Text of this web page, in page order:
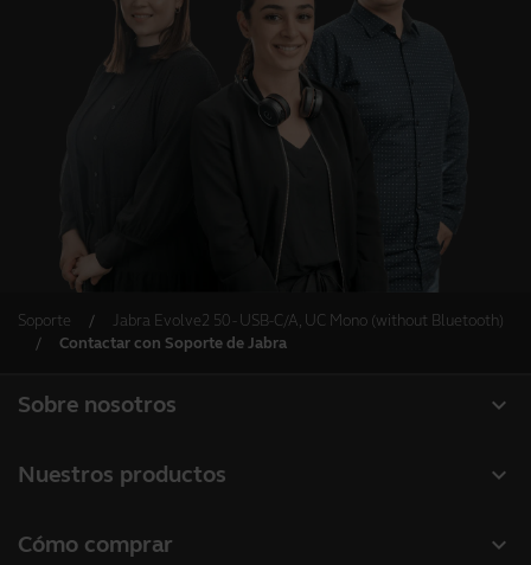
Soporte
Jabra Evolve2 50 - USB-C/A, UC Mono (without Bluetooth)
Contactar con Soporte de Jabra
expand_more
Sobre nosotros
Sostenibilidad
expand_more
Nuestros productos
expand_more
Cómo comprar